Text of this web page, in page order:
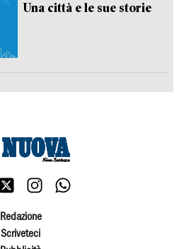
Una città e le sue storie
Redazione
Scriveteci